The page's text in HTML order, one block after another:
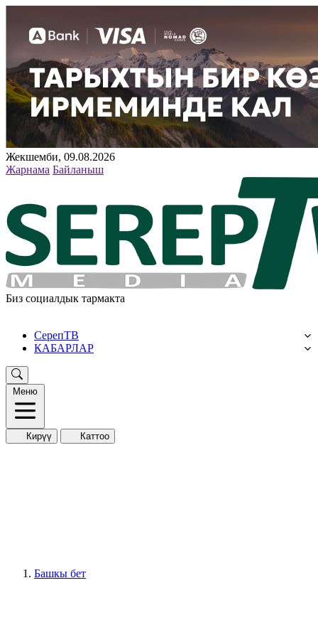
Жекшемби, 09.08.2026
Жарнама Байланыш
Биз социалдык тармакта
СерепТВ
КАБАРЛАР
Меню
Кирүү Каттоо
Башкы бет